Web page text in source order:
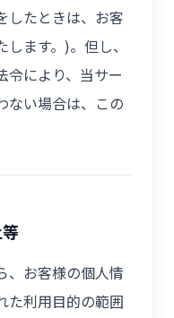
したときは、お客
ます。)。但し、
令により、当サー
ない場合は、この
、お客様の個人情
た利用目的の範囲